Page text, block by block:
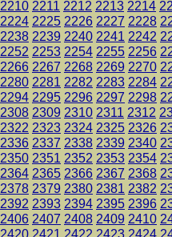
2210 2211 2212 2213 2214
2224 2225 2226 2227 2228
2238 2239 2240 2241 2242
2252 2253 2254 2255 2256
2266 2267 2268 2269 2270
2280 2281 2282 2283 2284
2294 2295 2296 2297 2298
2308 2309 2310 2311 2312
2322 2323 2324 2325 2326
2336 2337 2338 2339 2340
2350 2351 2352 2353 2354
2364 2365 2366 2367 2368
2378 2379 2380 2381 2382
2392 2393 2394 2395 2396
2406 2407 2408 2409 2410
2420 2421 2422 2423 2424